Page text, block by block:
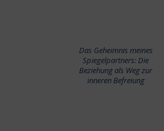
Das Geheimnis meines
Spiegelpartners: Die
Beziehung als Weg zur
inneren Befreiung